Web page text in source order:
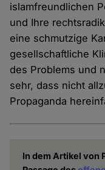
islamfreundlichen
und Ihre
eine schmutzige
gesellschaftliche
des Problems und
sehr, dass nicht
Propaganda
In dem Artikel von